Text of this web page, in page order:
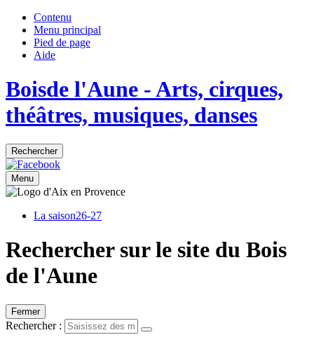
Contenu
Menu principal
Pied de page
Aide
Boisde l'Aune - Arts, cirques,
théâtres, musiques, danses
Rechercher
Menu
La saison26-27
Rechercher sur le site du Bois
de l'Aune
Fermer
Rechercher :